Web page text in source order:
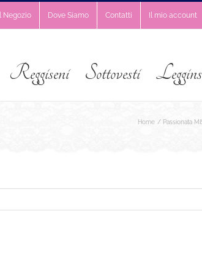
Il Negozio Dove Siamo Contatti Il mio account
Reggiseni Sottovesti Leggins
Home Passionata